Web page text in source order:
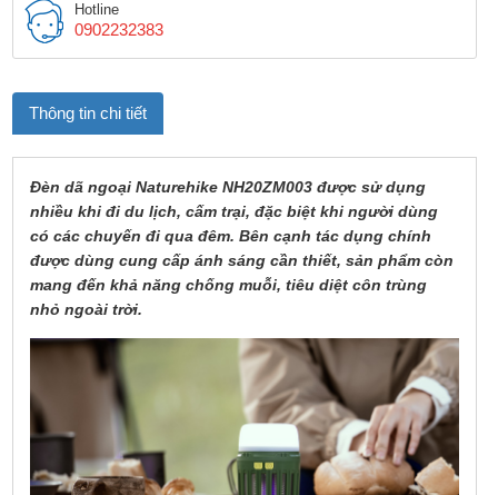
Hotline
0902232383
Thông tin chi tiết
Đèn dã ngoại Naturehike NH20ZM003 được sử dụng
nhiều khi đi du lịch, cấm trại, đặc biệt khi người dùng
có các chuyến đi qua đêm. Bên cạnh tác dụng chính
được dùng cung cấp ánh sáng cần thiết, sản phẩm còn
mang đến khả năng chống muỗi, tiêu diệt côn trùng
nhỏ ngoài trời.